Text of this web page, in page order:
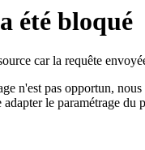
été bloqué
car la requête
n'est pas opportun,
le paramétrage du